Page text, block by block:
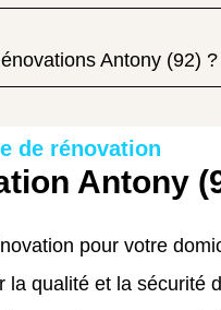
Antony (92) ?
de rénovation
Antony
pour votre
la qualité et la sécurité